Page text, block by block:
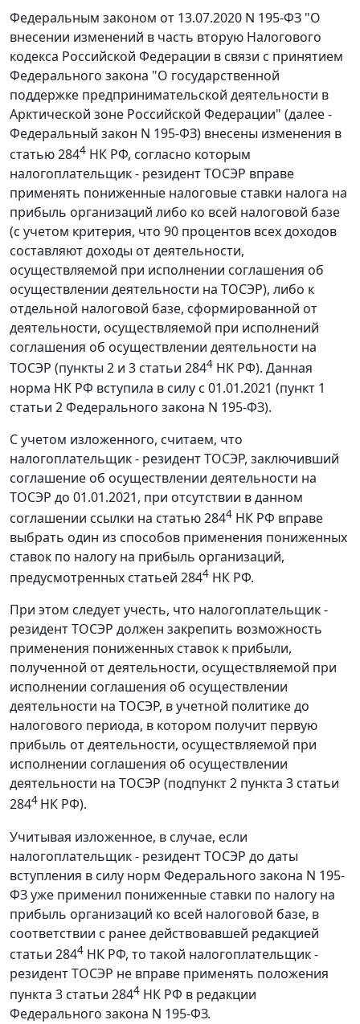
Федеральным законом от 13.07.2020 N 195-ФЗ "О
внесении изменений в часть вторую Налогового
кодекса Российской Федерации в связи с принятием
Федерального закона "О государственной
поддержке предпринимательской деятельности в
Арктической зоне Российской Федерации" (далее -
Федеральный закон N 195-ФЗ) внесены изменения в
статью 2844 НК РФ, согласно которым
налогоплательщик - резидент ТОСЭР вправе
применять пониженные налоговые ставки налога на
прибыль организаций либо ко всей налоговой базе
(с учетом критерия, что 90 процентов всех доходов
составляют доходы от деятельности,
осуществляемой при исполнении соглашения об
осуществлении деятельности на ТОСЭР), либо к
отдельной налоговой базе, сформированной от
деятельности, осуществляемой при исполнений
соглашения об осуществлении деятельности на
ТОСЭР (пункты 2 и 3 статьи 2844 НК РФ). Данная
норма НК РФ вступила в силу с 01.01.2021 (пункт 1
статьи 2 Федерального закона N 195-ФЗ).
С учетом изложенного, считаем, что
налогоплательщик - резидент ТОСЭР, заключивший
соглашение об осуществлении деятельности на
ТОСЭР до 01.01.2021, при отсутствии в данном
соглашении ссылки на статью 2844 НК РФ вправе
выбрать один из способов применения пониженных
ставок по налогу на прибыль организаций,
предусмотренных статьей 2844 НК РФ.
При этом следует учесть, что налогоплательщик -
резидент ТОСЭР должен закрепить возможность
применения пониженных ставок к прибыли,
полученной от деятельности, осуществляемой при
исполнении соглашения об осуществлении
деятельности на ТОСЭР, в учетной политике до
налогового периода, в котором получит первую
прибыль от деятельности, осуществляемой при
исполнении соглашения об осуществлении
деятельности на ТОСЭР (подпункт 2 пункта 3 статьи
2844 НК РФ).
Учитывая изложенное, в случае, если
налогоплательщик - резидент ТОСЭР до даты
вступления в силу норм Федерального закона N 195-
ФЗ уже применил пониженные ставки по налогу на
прибыль организаций ко всей налоговой базе, в
соответствии с ранее действовавшей редакцией
статьи 2844 НК РФ, то такой налогоплательщик -
резидент ТОСЭР не вправе применять положения
пункта 3 статьи 2844 НК РФ в редакции
Федерального закона N 195-ФЗ.